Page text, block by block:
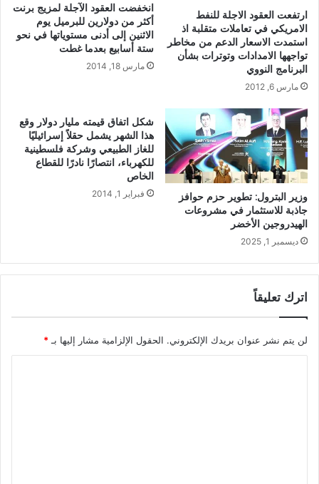
ارتفعت العقود الاجلة للنفط
الامريكي في تعاملات متقلبة اذ
استمدت الاسعار الدعم من مخاطر
تواجهها الامدادات وتوترات بشأن
البرنامج النووي
مارس 6, 2012
انخفضت العقود الآجلة لمزيج برنت
أكثر من دولارين للبرميل يوم
الاثنين إلى أدنى مستوياتها في نحو
ستة أسابيع بعدما غطت
مارس 18, 2014
وزير البترول: تطوير حزم حوافز
جاذبة للاستثمار في مشروعات
الهيدروجين الأخضر
ديسمبر 1, 2025
شكل اتفاق قيمته مليار دولار وقع
هذا الشهر يشمل حقلاً إسرائيليًا
للغاز الطبيعي وشركة فلسطينية
للكهرباء، انتصارًا نادرًا للقطاع
الخاص
فبراير 1, 2014
اترك تعليقاً
لن يتم نشر عنوان بريدك الإلكتروني. الحقول الإلزامية مشار إليها بـ *